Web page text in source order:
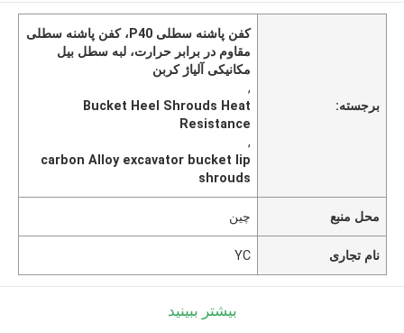
برجسته:
کفن پاشنه سطلی P40، کفن پاشنه سطلی
مقاوم در برابر حرارت، لبه سطل بیل
مکانیکی آلیاژ کربن
,
Bucket Heel Shrouds Heat
Resistance
,
carbon Alloy excavator bucket lip
shrouds
محل منبع چین
نام تجاری YC
بیشتر ببینید